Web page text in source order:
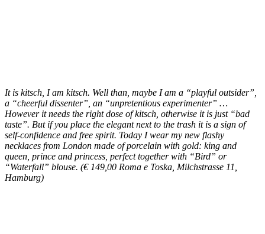
It is kitsch, I am kitsch. Well than, maybe I am a “playful outsider”,
a “cheerful dissenter”, an “unpretentious experimenter” …
However it needs the right dose of kitsch, otherwise it is just “bad
taste”. But if you place the elegant next to the trash it is a sign of
self-confidence and free spirit. Today I wear my new flashy
necklaces from London made of porcelain with gold: king and
queen, prince and princess, perfect together with “Bird” or
“Waterfall” blouse. (€ 149,00 Roma e Toska, Milchstrasse 11,
Hamburg)